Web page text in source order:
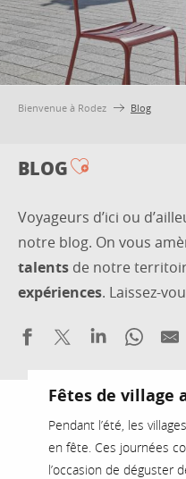
Bienvenue à Rodez Blog
BLOG
Voyageurs d’ici ou
notre blog. On vous
talents de notre
expériences. Laissez-
Fêtes de village
Pendant l’été, les
en fête. Ces journées
l’occasion de déguster